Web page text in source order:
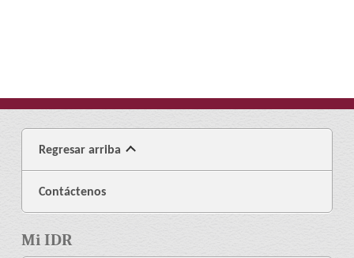
Regresar arriba
Contáctenos
Mi IDR